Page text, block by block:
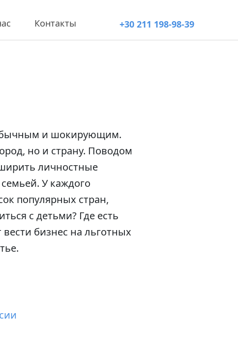
Контакты +30 211 198-98-39
и шокирующим.
но и страну. Поводом
личностные
У каждого
популярных стран,
с детьми? Где есть
вести бизнес на льготных